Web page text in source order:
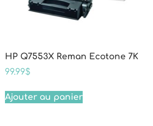
HP Q7553X Reman Ecotone 7K
99.99$
Ajouter au panier